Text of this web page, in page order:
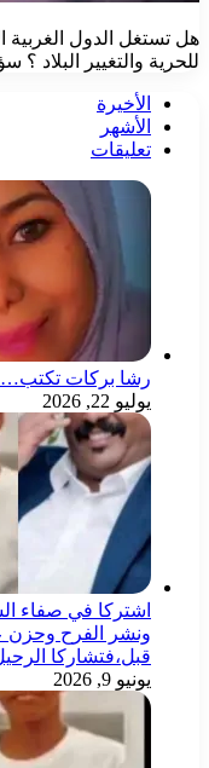
هل تستغل الدول الغربية
للحرية والتغيير البلاد
الأخيرة
الأشهر
تعليقات
رشا بركات
يوليو 22, 2026
اشتركا في صفاء
ونشر الفرح وحزن
قبل،فتشاركا
يونيو 9, 2026